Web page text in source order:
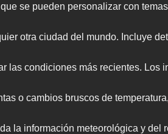
se pueden personalizar con
otra ciudad del mundo. Incluye
las condiciones más recientes. Los
o cambios bruscos de
la información meteorológica y del